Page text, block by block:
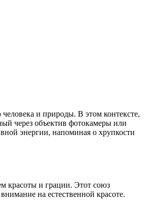
и природы. В этом контексте,
через объектив фотокамеры или
энергии, напоминая о хрупкости
красоты и грации. Этот союз
на естественной красоте.